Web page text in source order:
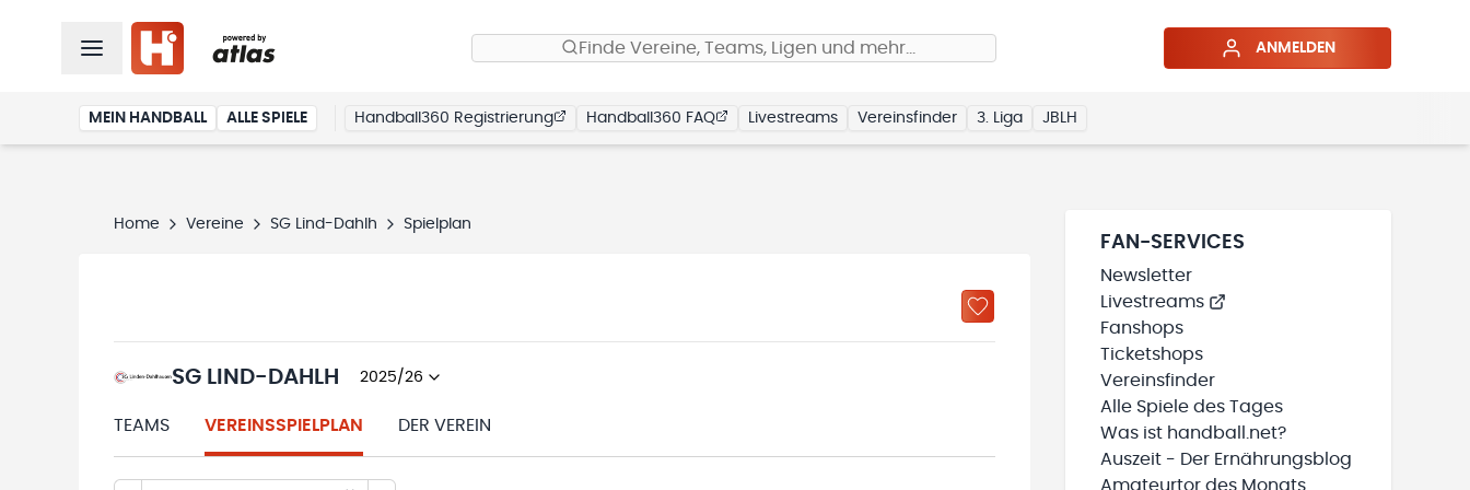
Finde Vereine, Teams, Ligen und mehr… ANMELDEN
MEIN HANDBALL ALLE SPIELE Handball360 Registrierung Handball360 FAQ Livestreams Vereinsfinder 3. Liga JBLH
Home Vereine SG Lind-Dahlh Spielplan
SG LIND-DAHLH 2025/26
TEAMS VEREINSSPIELPLAN DER VEREIN
FAN-SERVICES
Newsletter
Livestreams
Fanshops
Ticketshops
Vereinsfinder
Alle Spiele des Tages
Was ist handball.net?
Auszeit - Der Ernährungsblog
Amateurtor des Monats